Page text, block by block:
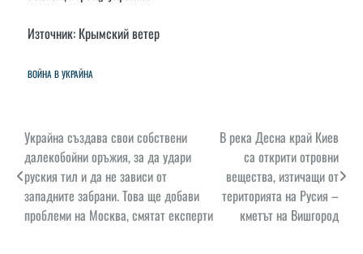
Източник: Крымский ветер
ВОЙНА В УКРАЙНА
Навигация
Украйна създава свои собствени
далекобойни оръжия, за да удари
руския тил и да не зависи от
западните забрани. Това ще добави
проблеми на Москва, смятат експерти
В река Десна край Киев
са открити отровни
вещества, изтичащи от
територията на Русия –
кметът на Вишгород